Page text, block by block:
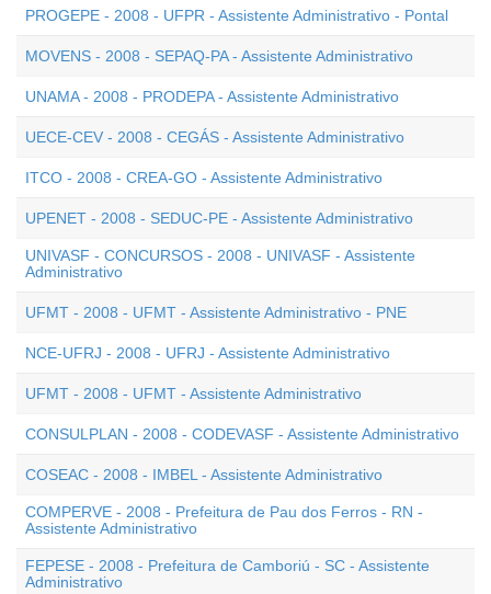
PROGEPE - 2008 - UFPR - Assistente Administrativo - Pontal
MOVENS - 2008 - SEPAQ-PA - Assistente Administrativo
UNAMA - 2008 - PRODEPA - Assistente Administrativo
UECE-CEV - 2008 - CEGÁS - Assistente Administrativo
ITCO - 2008 - CREA-GO - Assistente Administrativo
UPENET - 2008 - SEDUC-PE - Assistente Administrativo
UNIVASF - CONCURSOS - 2008 - UNIVASF - Assistente
Administrativo
UFMT - 2008 - UFMT - Assistente Administrativo - PNE
NCE-UFRJ - 2008 - UFRJ - Assistente Administrativo
UFMT - 2008 - UFMT - Assistente Administrativo
CONSULPLAN - 2008 - CODEVASF - Assistente Administrativo
COSEAC - 2008 - IMBEL - Assistente Administrativo
COMPERVE - 2008 - Prefeitura de Pau dos Ferros - RN -
Assistente Administrativo
FEPESE - 2008 - Prefeitura de Camboriú - SC - Assistente
Administrativo